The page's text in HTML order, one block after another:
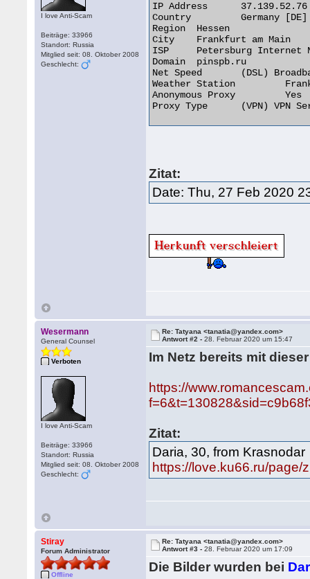
I love Anti-Scam
Beiträge: 33966
Standort: Russia
Mitglied seit: 08. Oktober 2008
Geschlecht:
IP Address 	37.139.52.76
Country 	Germany [DE]
Region 	Hessen
City 	Frankfurt am Main
ISP 	Petersburg Internet Network Ltd.
Domain 	pinspb.ru
Net Speed 	(DSL) Broadband/Cable/Fiber/Mobile
Weather Station 	Frankfurt/Main
Anonymous Proxy 	Yes
Proxy Type 	(VPN) VPN Server
Zitat:
Date: Thu, 27 Feb 2020
Wesermann
General Counsel
Verboten
I love Anti-Scam
Beiträge: 33966
Standort: Russia
Mitglied seit: 08. Oktober 2008
Geschlecht:
Re: Tatyana <tanatia@yandex.com>
Antwort #2 -28. Februar 2020 um 15:47
Im Netz bereits mit
https://
Zitat:
Daria, 30, from Krasnodar
https://love.ku66.ru/page/
Stiray
Forum Administrator
Offline
Re: Tatyana <tanatia@yandex.com>
Antwort #3 -28. Februar 2020 um 17:09
Die Bilder wurden bei